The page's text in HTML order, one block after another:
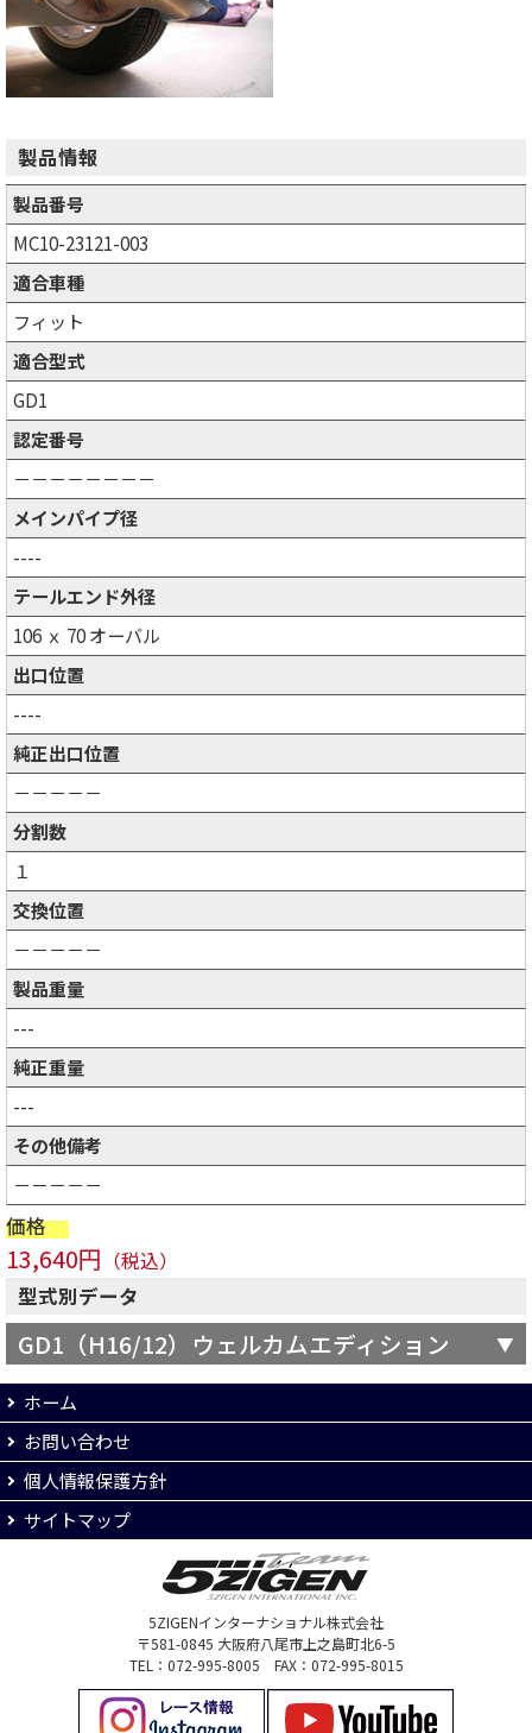
製品情報
製品番号
MC10-23121-003
適合車種
フィット
適合型式
GD1
認定番号
－－－－－－－－
メインパイプ径
----
テールエンド外径
106 ｘ 70 オーバル
出口位置
----
純正出口位置
－－－－－
分割数
１
交換位置
－－－－－
製品重量
---
純正重量
---
その他備考
－－－－－
価格
13,640円 （税込）
型式別データ
GD1（H16/12）ウェルカムエディション
ホーム
お問い合わせ
個人情報保護方針
サイトマップ
5ZIGENインターナショナル株式会社
〒581-0845 大阪府八尾市上之島町北6-5
TEL：072-995-8005 FAX：072-995-8015